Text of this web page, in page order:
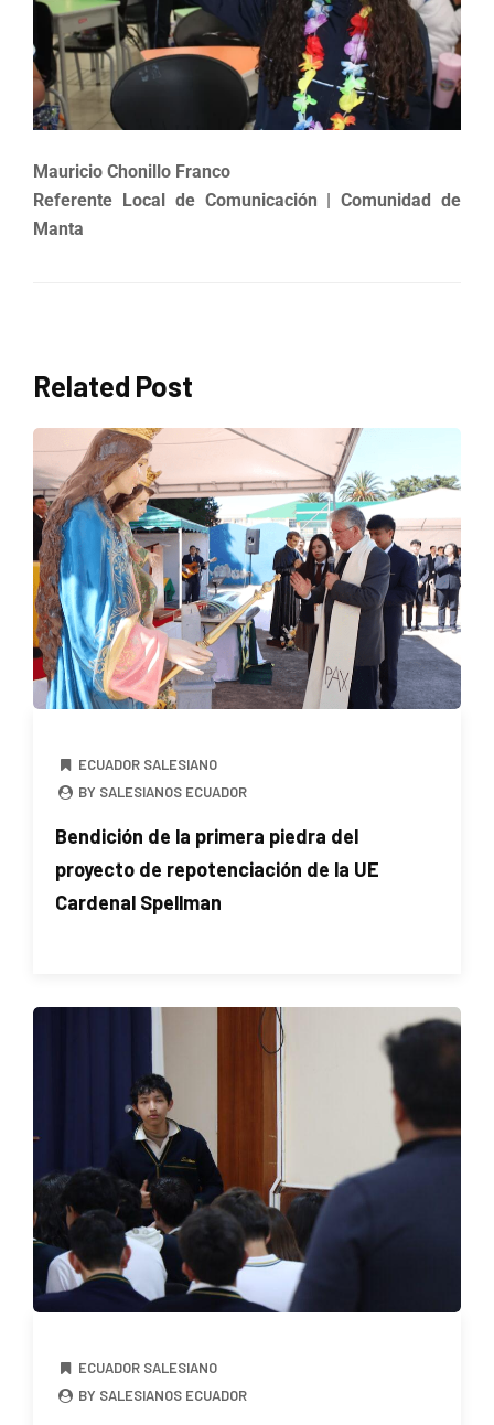
Mauricio Chonillo Franco
Referente Local de Comunicación | Comunidad de
Manta
Related Post
ECUADOR SALESIANO
BY SALESIANOS ECUADOR
Bendición de la primera piedra del
proyecto de repotenciación de la UE
Cardenal Spellman
ECUADOR SALESIANO
BY SALESIANOS ECUADOR